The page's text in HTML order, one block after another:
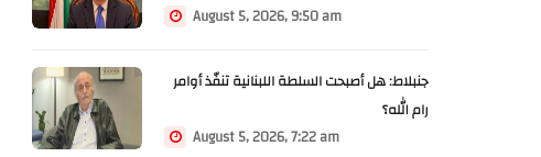
August 5, 2026, 9:50 am
جنبلاط: هل أصبحت السلطة اللبنانية تنفّذ أوامر
رام الله؟
August 5, 2026, 7:22 am